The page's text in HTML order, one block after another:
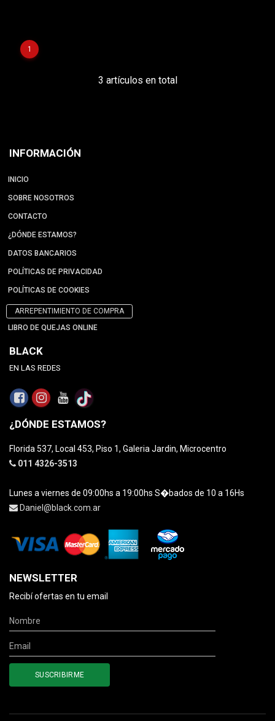
1
3 artículos en total
INFORMACIÓN
INICIO
SOBRE NOSOTROS
CONTACTO
¿DÓNDE ESTAMOS?
DATOS BANCARIOS
POLÍTICAS DE PRIVACIDAD
POLÍTICAS DE COOKIES
ARREPENTIMIENTO DE COMPRA
LIBRO DE QUEJAS ONLINE
BLACK
EN LAS REDES
¿DÓNDE ESTAMOS?
Florida 537, Local 453, Piso 1, Galeria Jardin, Microcentro
011 4326-3513
Lunes a viernes de 09:00hs a 19:00hs S�bados de 10 a 16Hs
Daniel@black.com.ar
NEWSLETTER
Recibí ofertas en tu email